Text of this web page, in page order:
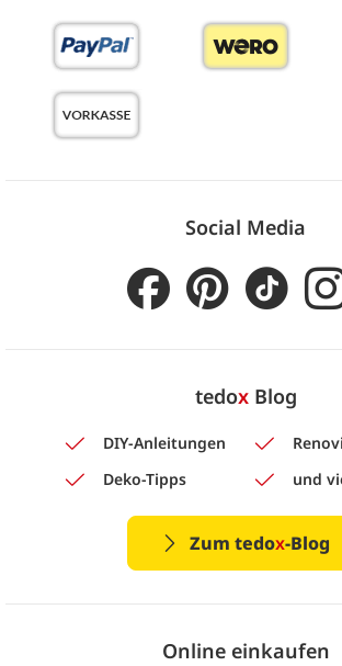
Social Media
tedoxBlog
DIY-Anleitungen
Deko-Tipps
und
Zum tedox-Blog
Online einkaufen